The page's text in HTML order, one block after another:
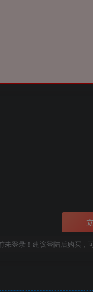
未登录！建议登陆后购买，